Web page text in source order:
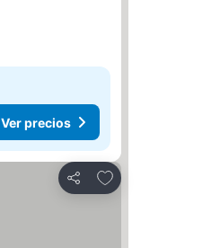
Ver precios
Compartir
Agregar a favoritos